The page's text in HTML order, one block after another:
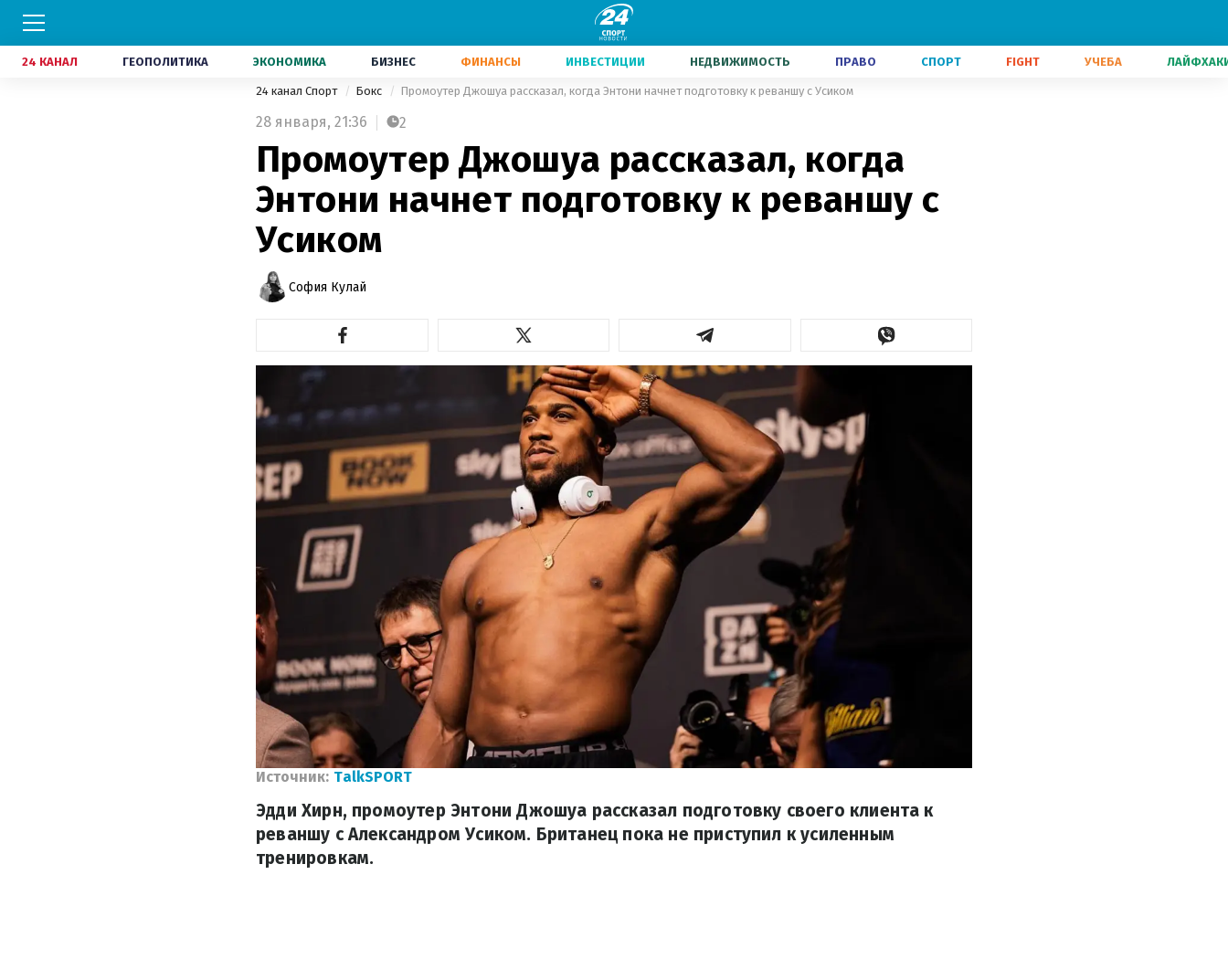
24 КАНАЛ ГЕОПОЛИТИКА ЭКОНОМИКА БИЗНЕС ФИНАНСЫ ИНВЕСТИЦИИ НЕДВИЖИМОСТЬ ПРАВО СПОРТ FIGHT УЧЕБА
24 канал Спорт Бокс Промоутер Джошуа рассказал, когда Энтони начнет подготовку к реваншу с Усиком
28 января, 21:36 2
Промоутер Джошуа рассказал, когда
Энтони начнет подготовку к реваншу с
Усиком
София Кулай
Источник: TalkSPORT
Эдди Хирн, промоутер Энтони Джошуа рассказал подготовку своего клиента к
реваншу с Александром Усиком. Британец пока не приступил к усиленным
тренировкам.